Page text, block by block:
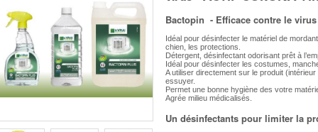
Bactopin - Efficace contre le virus
Idéal pour désinfecter le matériel de
chien, les protections.
Détergent, désinfectant odorisant prêt à
Idéal pour désinfecter les costumes,
A utiliser directement sur le produit
essuyer.
Permet une bonne hygiène des votre
Agrée milieu médicalisés.
Un désinfectants pour limiter la